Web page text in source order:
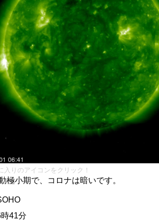
入りのアイコンをクリック！
極小期で、コロナは暗いです。
41分